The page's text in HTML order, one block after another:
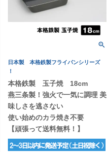
日本製 本格鉄製フライパンシリーズ
！
本格鉄製 玉子焼 18cm
燕三条製！強火で一気に調理 美
味しさを逃さない
使い始めのカラ焼き不要
【頑張って送料無料！】